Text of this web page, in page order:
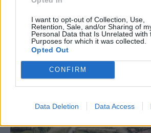
I want to opt-out of Collection, Use,
Retention, Sale, and/or Sharing of
Personal Data that Is Unrelated with
Purposes for which it was collected.
Opted Out
CONFIRM
Data Deletion Data Access